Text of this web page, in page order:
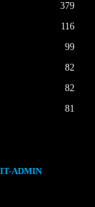
379
116
99
82
82
81
IT-ADMIN